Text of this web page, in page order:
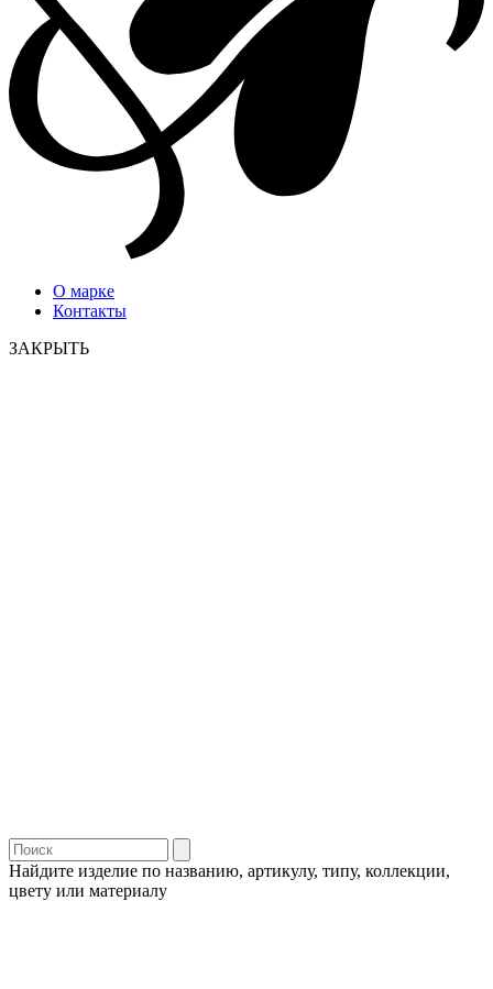
О марке
Контакты
ЗАКРЫТЬ
Найдите изделие по названию, артикулу, типу, коллекции,
цвету или материалу